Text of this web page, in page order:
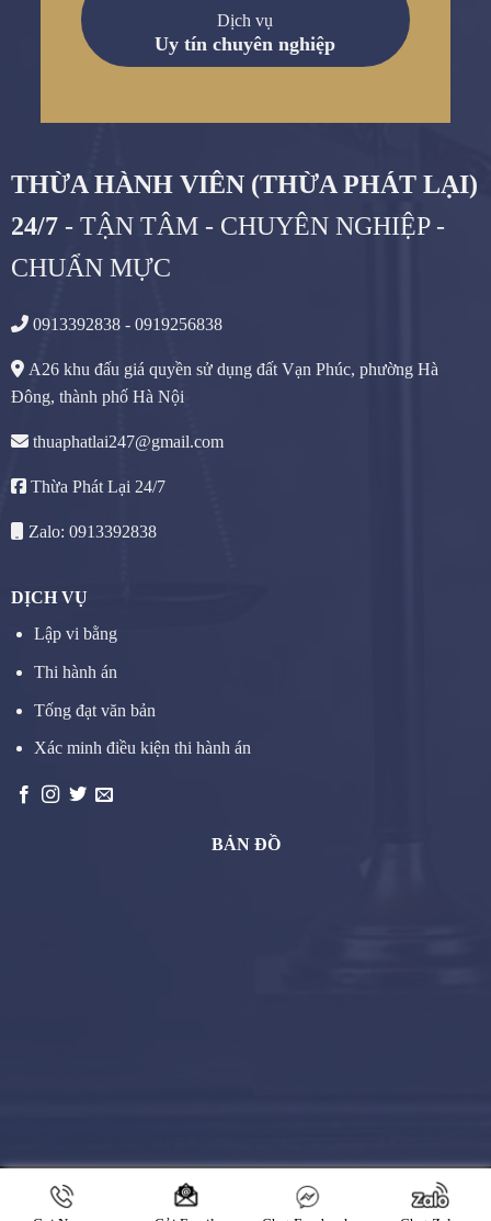
Dịch vụ
Uy tín chuyên nghiệp
THỪA HÀNH VIÊN (THỪA PHÁT LẠI)
24/7- TẬN TÂM - CHUYÊN NGHIỆP -
CHUẨN MỰC
0913392838 - 0919256838
A26 khu đấu giá quyền sử dụng đất Vạn Phúc, phường Hà
Đông, thành phố Hà Nội
thuaphatlai247@gmail.com
Thừa Phát Lại 24/7
Zalo: 0913392838
DỊCH VỤ
Lập vi bằng
Thi hành án
Tống đạt văn bản
Xác minh điều kiện thi hành án
BẢN ĐỒ
Copyright 2026 ©
THỪA HÀNH VIÊN (THỪA PHÁT LẠI) TOÀN